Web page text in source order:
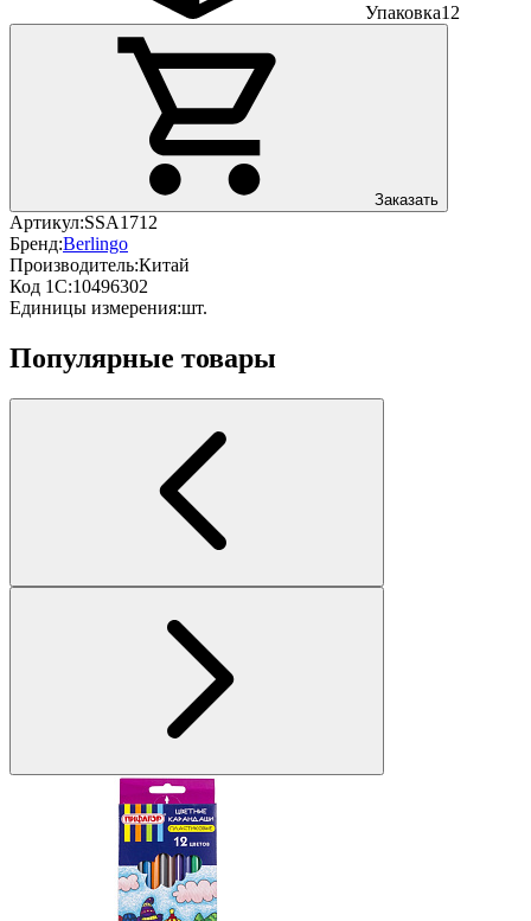
Упаковка12
Заказать
Артикул:SSA1712
Бренд:Berlingo
Производитель:Китай
Код 1С:10496302
Единицы измерения:шт.
Популярные товары